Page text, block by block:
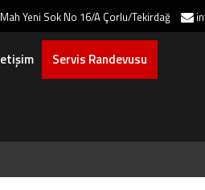
Yeni Sok No 16/A Çorlu/Tekirdağ
Servis Randevusu